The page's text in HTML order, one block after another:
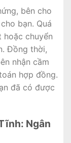
bên cho
bạn. Quá
hoặc chuyển
Đồng thời,
nhận cầm
hợp đồng.
đã có được
Ngân